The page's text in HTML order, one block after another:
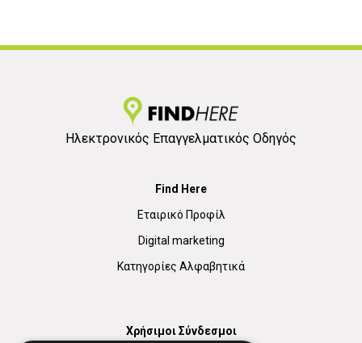
Ηλεκτρονικός Επαγγελματικός Οδηγός
Find Here
Εταιρικό Προφίλ
Digital marketing
Κατηγορίες Αλφαβητικά
Χρήσιμοι Σύνδεσμοι